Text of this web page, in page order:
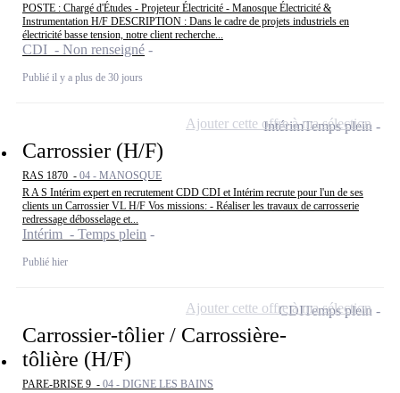
POSTE : Chargé d'Études - Projeteur Électricité - Manosque Électricité &
Instrumentation H/F DESCRIPTION : Dans le cadre de projets industriels en
électricité basse tension, notre client recherche...
CDI - Non renseigné
Publié il y a plus de 30 jours
Carrossier (H/F)
RAS 1870 - 04 - MANOSQUE
R A S Intérim expert en recrutement CDD CDI et Intérim recrute pour l'un de ses
clients un Carrossier VL H/F Vos missions: - Réaliser les travaux de carrosserie
redressage débosselage et...
Intérim - Temps plein
Publié hier
IntérimTemps plein
Ajouter cette offre à ma sélection
Carrossier-tôlier / Carrossière-
tôlière (H/F)
PARE-BRISE 9 - 04 - DIGNE LES BAINS
CDITemps plein
Ajouter cette offre à ma sélection